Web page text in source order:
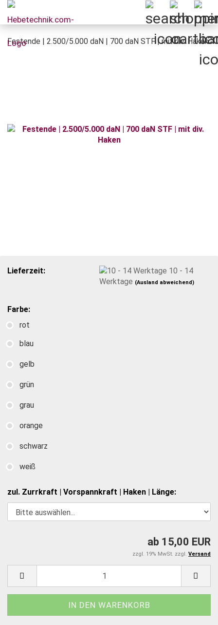
Festende | 2.500/5.000 daN | 700 daN STF | mit div. Haken
Lieferzeit:
10 - 14
Werktage (Ausland abweichend)
Farbe:
rot
blau
gelb
grün
grau
orange
schwarz
weiß
zul. Zurrkraft | Vorspannkraft | Haken | Länge:
ab 15,00 EUR
zzgl. 19% MwSt. zzgl. Versand